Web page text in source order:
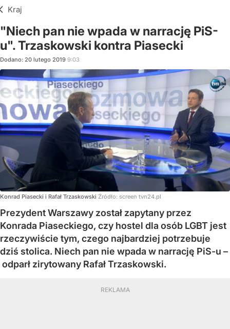
Kraj
"Niech pan nie wpada w narrację PiS-
u". Trzaskowski kontra Piasecki
Dodano: 20 lutego 2019 9:03
Konrad Piasecki i Rafał Trzaskowski Źródło: screen tvn24.pl
Prezydent Warszawy został zapytany przez
Konrada Piaseckiego, czy hostel dla osób LGBT jest
rzeczywiście tym, czego najbardziej potrzebuje
dziś stolica. Niech pan nie wpada w narrację PiS-u –
odparł zirytowany Rafał Trzaskowski.